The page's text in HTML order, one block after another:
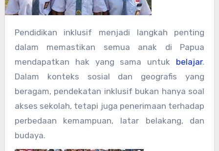
Pendidikan inklusif menjadi langkah penting
dalam memastikan semua anak di Papua
mendapatkan hak yang sama untuk belajar.
Dalam konteks sosial dan geografis yang
beragam, pendekatan inklusif bukan hanya soal
akses sekolah, tetapi juga penerimaan terhadap
perbedaan kemampuan, latar belakang, dan
budaya.